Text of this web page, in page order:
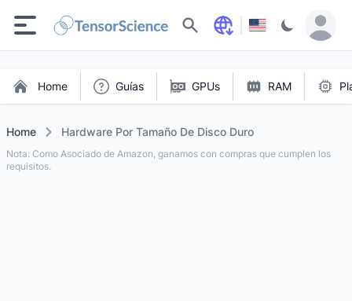
Buscar
Home Guías GPUs RAM
Home Hardware Por Tamaño De Disco Duro
Nota: Como Asociado de Amazon, ganamos con compras que cumplen los
requisitos.